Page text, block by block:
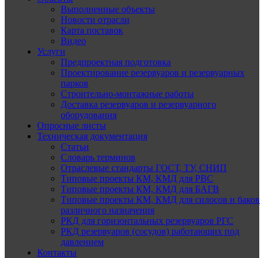
Выполненные объекты
Новости отрасли
Карта поставок
Видео
Услуги
Предпроектная подготовка
Проектирование резервуаров и резервуарных
парков
Строительно-монтажные работы
Доставка резервуаров и резервуарного
оборудования
Опросные листы
Техническая документация
Статьи
Словарь терминов
Отраслевые стандарты ГОСТ, ТУ, СНИП
Типовые проекты КМ, КМД для РВС
Типовые проекты КМ, КМД для БАГВ
Типовые проекты КМ, КМД для силосов и баков
различного назначения
РКД для горизонтальных резервуаров РГС
РКД резервуаров (сосудов) работающих под
давлением
Контакты